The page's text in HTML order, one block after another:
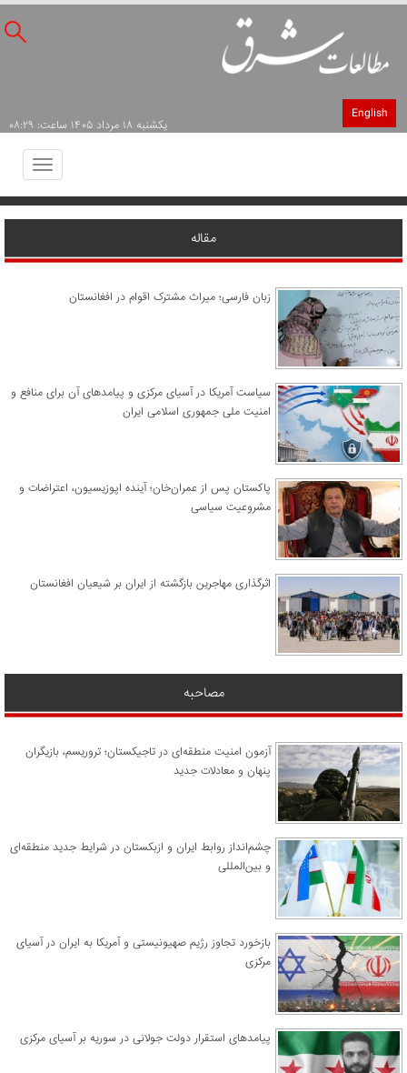
English
يکشنبه ۱۸ مرداد ۱۴۰۵ ساعت: ۰۸:۲۹
Toggle
مقاله
زبان فارسی؛ میراث مشترک اقوام در افغانستان
سیاست آمریکا در آسیای مرکزی و پیامدهای آن برای منافع و
امنیت ملی جمهوری اسلامی ایران
پاکستان پس از عمران‌خان؛ آینده اپوزیسیون، اعتراضات و
مشروعیت سیاسی
اثرگذاری مهاجرین بازگشته از ایران بر شیعیان افغانستان
مصاحبه
آزمون امنیت منطقه‌ای در تاجیکستان؛ تروریسم، بازیگران
پنهان و معادلات جدید
چشم‌انداز روابط ایران و ازبکستان در شرایط جدید منطقه‌ای
و بین‌المللی
​بازخورد تجاوز رژیم صهیونیستی و آمریکا به ایران در آسیای
مرکزی
پیامدهای استقرار دولت جولانی در سوریه بر آسیای مرکزی